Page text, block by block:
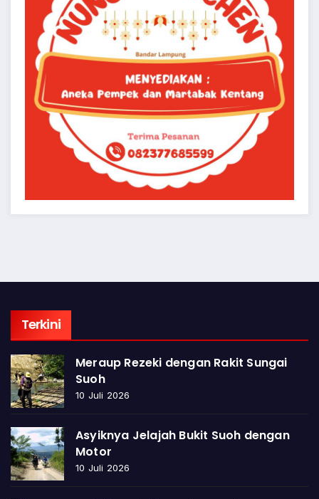
Terkini
Meraup Rezeki dengan Rakit Sungai
Suoh
10 Juli 2026
Asyiknya Jelajah Bukit Suoh dengan
Motor
10 Juli 2026